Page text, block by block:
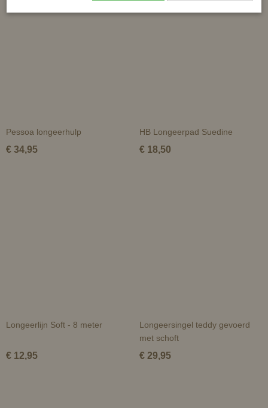
Pessoa longeerhulp
€ 34,95
HB Longeerpad Suedine
€ 18,50
Longeerlijn Soft - 8 meter
€ 12,95
Longeersingel teddy gevoerd
met schoft
€ 29,95